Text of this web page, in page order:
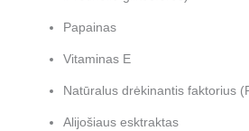
Papainas
Vitaminas E
Natūralus drėkinantis faktorius
Alijošiaus esktraktas